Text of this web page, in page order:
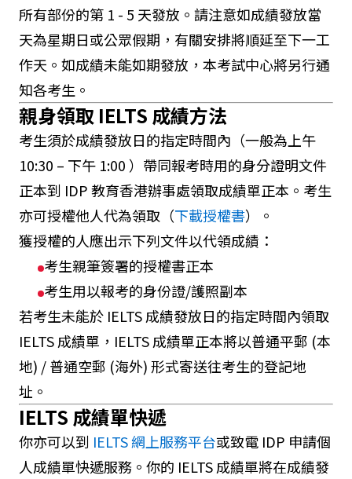
所有部份的第 1 - 5 天發放。請注意如成績發放當
天為星期日或公眾假期，有關安排將順延至下一工
作天。如成績未能如期發放，本考試中心將另行通
知各考生。
親身領取 IELTS 成績方法
考生須於成績發放日的指定時間內（一般為上午
10:30 – 下午 1:00 ）帶同報考時用的身分證明文件
正本到 IDP 教育香港辦事處領取成績單正本。考生
亦可授權他人代為領取（下載授權書）。
獲授權的人應出示下列文件以代領成績：
考生親筆簽署的授權書正本
考生用以報考的身份證/護照副本
若考生未能於 IELTS 成績發放日的指定時間內領取
IELTS 成績單，IELTS 成績單正本將以普通平郵 (本
地) / 普通空郵 (海外) 形式寄送往考生的登記地
址。
IELTS 成績單快遞
你亦可以到 IELTS 網上服務平台或致電 IDP 申請個
人成績單快遞服務。你的 IELTS 成績單將在成績發